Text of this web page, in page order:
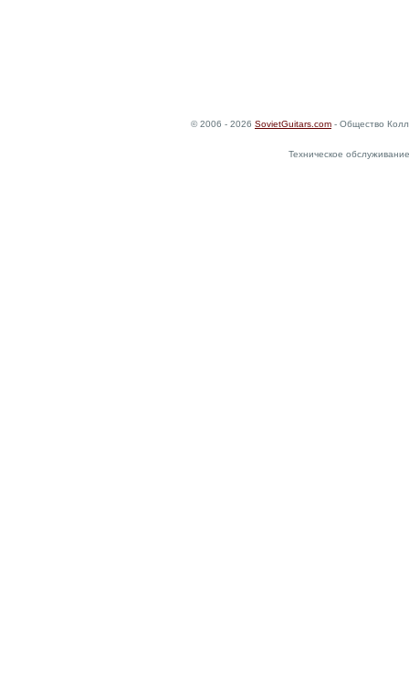
© 2006 - 2026 SovietGuitars.com - Общество
Техническое